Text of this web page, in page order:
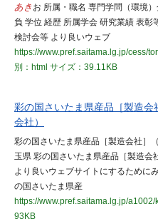
あきお 所属・職名 専門学問（環境
負 学位 経歴 所属学会 研究業績 表彰
検討会等 より良いウェブ
https://www.pref.saitama.lg.jp/cess/
別：html サイズ：39.11KB
彩の国さいたま県産品［製造
会社）
彩の国さいたま県産品［製造会社］
玉県 彩の国さいたま県産品［製造
より良いウェブサイトにするために
の国さいたま県産
https://www.pref.saitama.lg.jp/a1002/
93KB